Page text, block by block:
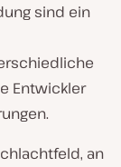
sind ein
Entwickler
an